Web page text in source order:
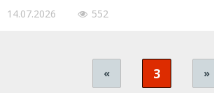
14.07.2026 552
« 3 »